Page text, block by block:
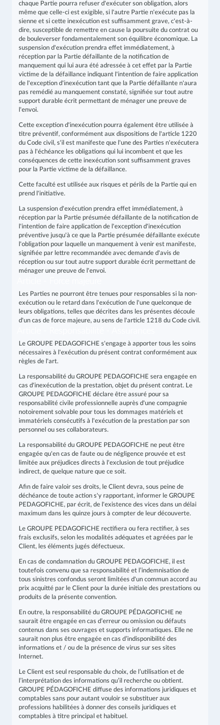
chaque Partie pourra refuser d'exécuter son obligation, alors
même que celle-ci est exigible, si l'autre Partie n'exécute pas la
sienne et si cette inexécution est suffisamment grave, c'est-à-
dire, susceptible de remettre en cause la poursuite du contrat ou
de bouleverser fondamentalement son équilibre économique. La
suspension d'exécution prendra effet immédiatement, à
réception par la Partie défaillante de la notification de
manquement qui lui aura été adressée à cet effet par la Partie
victime de la défaillance indiquant l'intention de faire application
de l'exception d'inexécution tant que la Partie défaillante n'aura
pas remédié au manquement constaté, signifiée sur tout autre
support durable écrit permettant de ménager une preuve de
l'envoi.
Cette exception d'inexécution pourra également être utilisée à
titre préventif, conformément aux dispositions de l'article 1220
du Code civil, s'il est manifeste que l'une des Parties n'exécutera
pas à l'échéance les obligations qui lui incombent et que les
conséquences de cette inexécution sont suffisamment graves
pour la Partie victime de la défaillance.
Cette faculté est utilisée aux risques et périls de la Partie qui en
prend l'initiative.
La suspension d'exécution prendra effet immédiatement, à
réception par la Partie présumée défaillante de la notification de
l'intention de faire application de l'exception d'inexécution
préventive jusqu'à ce que la Partie présumée défaillante exécute
l'obligation pour laquelle un manquement à venir est manifeste,
signifiée par lettre recommandée avec demande d'avis de
réception ou sur tout autre support durable écrit permettant de
ménager une preuve de l'envoi.
Les Parties ne pourront être tenues pour responsables si la non-
exécution ou le retard dans l'exécution de l'une quelconque de
leurs obligations, telles que décrites dans les présentes découle
d'un cas de force majeure, au sens de l'article 1218 du Code civil.
Le GROUPE PEDAGOFICHE s'engage à apporter tous les soins
nécessaires à l'exécution du présent contrat conformément aux
règles de l'art.
La responsabilité du GROUPE PEDAGOFICHE sera engagée en
cas d'inexécution de la prestation, objet du présent contrat. Le
GROUPE PEDAGOFICHE déclare être assuré pour sa
responsabilité civile professionnelle auprès d'une compagnie
notoirement solvable pour tous les dommages matériels et
immatériels consécutifs à l'exécution de la prestation par son
personnel ou ses collaborateurs.
La responsabilité du GROUPE PEDAGOFICHE ne peut être
engagée qu'en cas de faute ou de négligence prouvée et est
limitée aux préjudices directs à l'exclusion de tout préjudice
indirect, de quelque nature que ce soit.
Afin de faire valoir ses droits, le Client devra, sous peine de
déchéance de toute action s'y rapportant, informer le GROUPE
PEDAGOFICHE, par écrit, de l'existence des vices dans un délai
maximum dans les quinze jours à compter de leur découverte.
Le GROUPE PEDAGOFICHE rectifiera ou fera rectifier, à ses
frais exclusifs, selon les modalités adéquates et agréées par le
Client, les éléments jugés défectueux.
En cas de condamnation du GROUPE PEDAGOFICHE, il est
toutefois convenu que sa responsabilité et l’indemnisation de
tous sinistres confondus seront limitées d'un commun accord au
prix acquitté par le Client pour la durée initiale des prestations ou
produits de la présente convention.
En outre, la responsabilité du GROUPE PÉDAGOFICHE ne
saurait être engagée en cas d’erreur ou omission ou défauts
contenus dans ses ouvrages et supports informatiques. Elle ne
saurait non plus être engagée en cas d’indisponibilité des
informations et / ou de la présence de virus sur ses sites
Internet.
Le Client est seul responsable du choix, de l’utilisation et de
l’interprétation des informations qu’il recherche ou obtient.
GROUPE PÉDAGOFICHE diffuse des informations juridiques et
comptables sans pour autant vouloir se substituer aux
professions habilitées à donner des conseils juridiques et
comptables à titre principal et habituel.